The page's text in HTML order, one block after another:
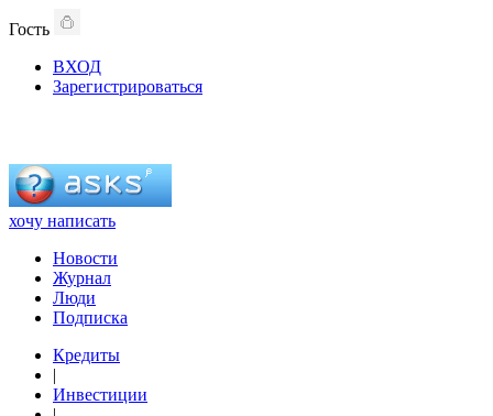
Гость
ВХОД
Зарегистрироваться
хочу написать
Новости
Журнал
Люди
Подписка
Кредиты
|
Инвестиции